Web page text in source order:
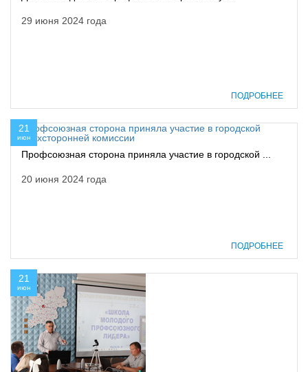
29 июня 2024 года
ПОДРОБНЕЕ
21
июн
Профсоюзная сторона приняла участие в городской ...
20 июня 2024 года
ПОДРОБНЕЕ
21
июн